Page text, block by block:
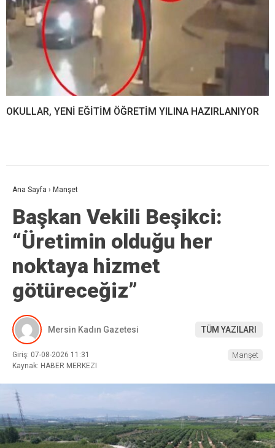
OKULLAR, YENİ EĞİTİM ÖĞRETİM YILINA HAZIRLANIYOR
Ana Sayfa › Manşet
Başkan Vekili Beşikci:
“Üretimin olduğu her
noktaya hizmet
götüreceğiz”
Mersin Kadın Gazetesi TÜM YAZILARI
Giriş: 07-08-2026 11:31
Kaynak: HABER MERKEZI
Manşet